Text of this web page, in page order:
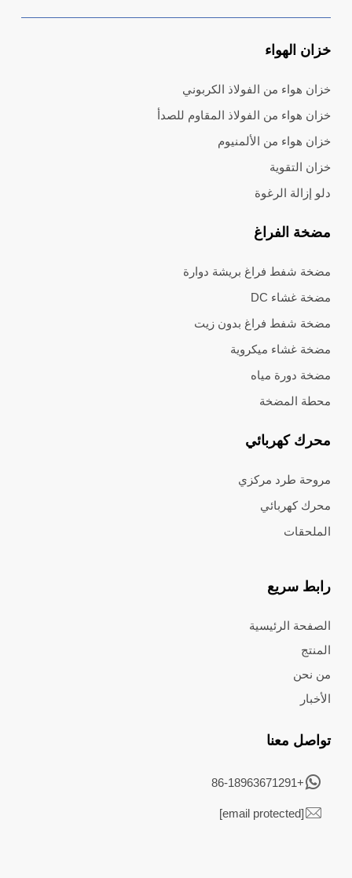
خزان الهواء
خزان هواء من الفولاذ الكربوني
خزان هواء من الفولاذ المقاوم للصدأ
خزان هواء من الألمنيوم
خزان التقوية
دلو إزالة الرغوة
مضخة الفراغ
مضخة شفط فراغ بريشة دوارة
مضخة غشاء DC
مضخة شفط فراغ بدون زيت
مضخة غشاء ميكروية
مضخة دورة مياه
محطة المضخة
محرك كهربائي
مروحة طرد مركزي
محرك كهربائي
الملحقات
رابط سريع
الصفحة الرئيسية
المنتج
من نحن
الأخبار
تواصل معنا
+86-18963671291
[email protected]